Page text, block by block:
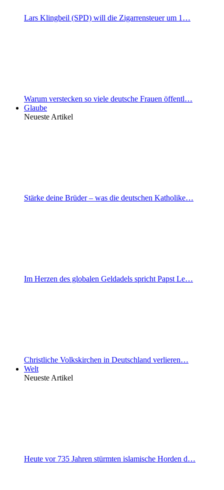
Lars Klingbeil (SPD) will die Zigarrensteuer um 1…
Warum verstecken so viele deutsche Frauen öffentl…
Glaube
Neueste Artikel
Stärke deine Brüder – was die deutschen Katholike…
Im Herzen des globalen Geldadels spricht Papst Le…
Christliche Volkskirchen in Deutschland verlieren…
Welt
Neueste Artikel
Heute vor 735 Jahren stürmten islamische Horden d…